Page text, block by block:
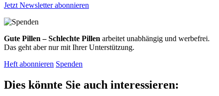
Jetzt Newsletter abonnieren
Gute Pillen – Schlechte Pillen arbeitet unabhängig und werbefrei.
Das geht aber nur mit Ihrer Unterstützung.
Heft abonnieren Spenden
Dies könnte Sie auch interessieren: